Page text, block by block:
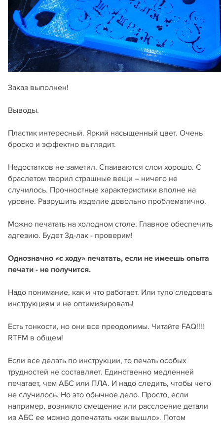
Заказ выполнен!
Выводы.
Пластик интересный. Яркий насыщенный цвет. Очень
броско и эффектно выглядит.
Недостатков не заметил. Спаиваются слои хорошо. С
браслетом творил страшные вещи – ничего не
случилось. Прочностные характеристики вполне на
уровне. Разрушить изделие довольно проблематично.
Можно печатать на холодном столе. Главное обеспечить
адгезию. Будет 3д-лак - проверим!
Однозначно «с ходу» печатать, если не имеешь опыта
печати - не получится.
Надо понимание, как и что работает. Или тупо следовать
инструкциям и не оптимизировать!
Есть тонкости, но они все преодолимы. Читайте FAQ!!!!
RTFM в общем!
Если все делать по инструкции, то печать особых
трудностей не составляет. Единственно медленней
печатает, чем АБС или ПЛА. И надо следить, чтобы чего
не случилось. Но это обычное дело. Просто, если
например, возникло смещение или расслоение детали
из АБС ее можно допечатать «как вышло». Потом